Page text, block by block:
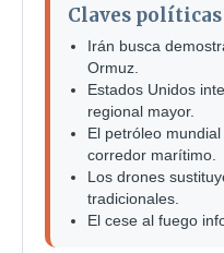
Claves
Irán busca
Ormuz.
Estados Unidos
regional mayor.
El petróleo
corredor marítimo.
Los drones
tradicionales.
El cese al fuego